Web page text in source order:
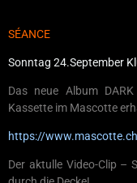
SÉANCE
Sonntag 24.September
Das neue Album
Kassette im Mascotte
https://
Der aktulle Video-Clip –